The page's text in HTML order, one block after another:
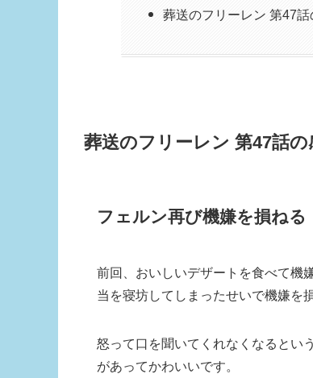
葬送のフリーレン 第47
葬送のフリーレン 第47話の
フェルン再び機嫌を損ねる
前回、おいしいデザートを食べて機
当を寝坊してしまったせいで機嫌を
怒って口を聞いてくれなくなるとい
があってかわいいです。